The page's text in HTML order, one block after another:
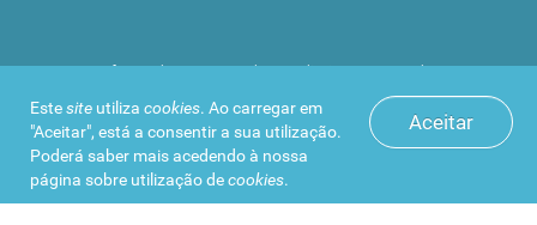
Aceitar
Estesite utiliza cookies. Ao carregar em
"Aceitar", está a consentir a sua utilização.
Poderá saber mais acedendo à nossa
página sobre utilização decookies.
Infarmed © 2016. Todos os direitos reservados